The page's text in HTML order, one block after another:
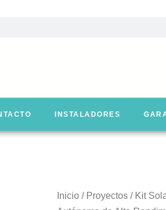
INSTALADORES
Inicio / Proyectos / Kit